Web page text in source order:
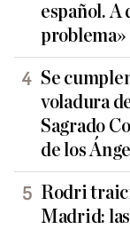
español. A
problema»
Se
voladura
Sagrado
de los
Rodri
Madrid: